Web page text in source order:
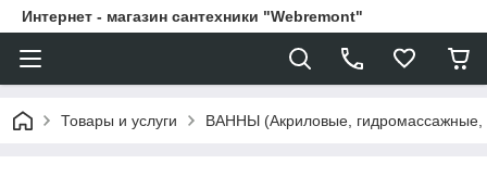
Интернет - магазин сантехники "Webremont"
Товары и услуги ВАННЫ (Акриловые,